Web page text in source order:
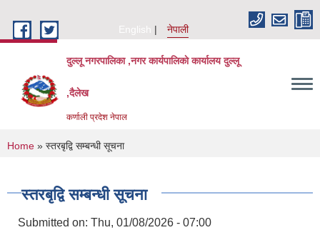
English
नेपाली
दुल्लू नगरपालिका ,नगर कार्यपालिकाे कार्यालय दुल्लू
,दैलेख
कर्णाली प्रदेश नेपाल
You are here
Home » स्तरबृद्वि सम्बन्धी सूचना
स्तरबृद्वि सम्बन्धी सूचना
Submitted on: Thu, 01/08/2026 - 07:00